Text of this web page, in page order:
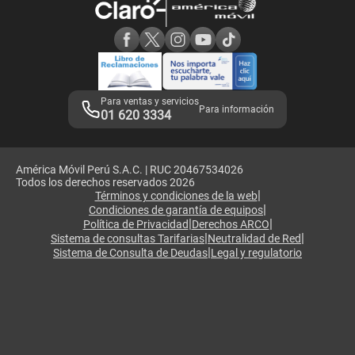
Adquirientes iPhone 6, 6S y SE
Mensaje de Seguridad
Términos y Condiciones de Tienda Claro
Libro de Reclamaciones
Legales de marketplace
Para ventas y servicios
01 620 3334 Para información
América Móvil Perú S.A.C. | RUC 20467534026
Todos los derechos reservados 2026
Términos y condiciones de la web|
Condiciones de garantía de equipos|
Política de Privacidad|Derechos ARCO|
Sistema de consultas Tarifarias|Neutralidad de Red|
Sistema de Consulta de Deudas|Legal y regulatorio